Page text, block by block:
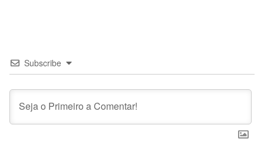
Subscribe